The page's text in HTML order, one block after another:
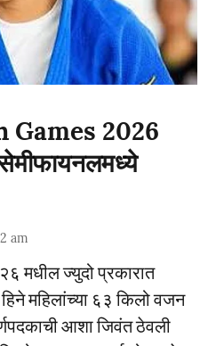
Games 2026
am
मधील ज्युदो प्रकारात
हिने महिलांच्या ६३ किलो वजन
आशा जिवंत ठेवली